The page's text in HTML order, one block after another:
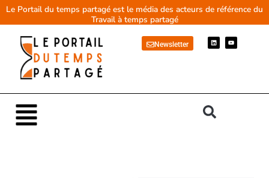
AllerLe Portail du temps partagé est le média des acteurs de référence du
Travail à temps partagé
Newsletter
L
i
n
Y
o
u
Main
Menu